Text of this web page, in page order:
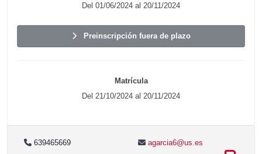
Del 01/06/2024 al 20/11/2024
Preinscripción fuera de plazo
Matrícula
Del 21/10/2024 al 20/11/2024
639465669 agarcia6@us.es